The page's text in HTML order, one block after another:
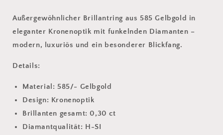
0,30
Diamanten
0,30
Diamanten
Außergewöhnlicher Brillantring aus 585 Gelbgold in
eleganter Kronenoptik mit funkelnden Diamanten –
modern, luxuriös und ein besonderer Blickfang.
Details:
Material: 585/- Gelbgold
Design: Kronenoptik
Brillanten gesamt: 0,30 ct
Diamantqualität: H-SI